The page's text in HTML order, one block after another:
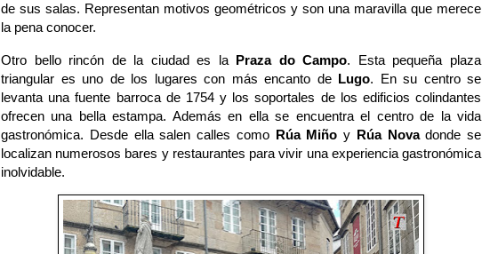
de sus salas. Representan motivos geométricos y son una maravilla que merece
la pena conocer.
Otro bello rincón de la ciudad es la Praza do Campo. Esta pequeña plaza
triangular es uno de los lugares con más encanto de Lugo. En su centro se
levanta una fuente barroca de 1754 y los soportales de los edificios colindantes
ofrecen una bella estampa. Además en ella se encuentra el centro de la vida
gastronómica. Desde ella salen calles como Rúa Miño y Rúa Novadonde se
localizan numerosos bares y restaurantes para vivir una experiencia gastronómica
inolvidable.